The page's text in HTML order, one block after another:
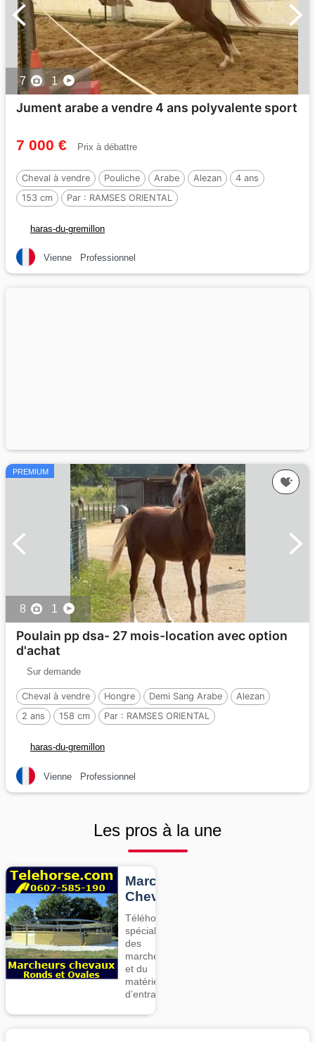
7 1
Jument arabe a vendre 4 ans polyvalente sport
7 000 € Prix à débattre
Cheval à vendre Pouliche Arabe Alezan
4 ans
153 cm
Par : RAMSES ORIENTAL
haras-du-gremillon
Vienne Professionnel
PREMIUM
8 1
Poulain pp dsa- 27 mois-location avec option
d'achat
Sur demande
Cheval à vendre Hongre Demi Sang Arabe
Alezan
2 ans
158 cm Par : RAMSES ORIENTAL
haras-du-gremillon
Vienne Professionnel
Les pros à la une
Marcheurs
Chevaux
Téléhorse,
spécialiste
des
marcheurs
et du
matériel
d’entrainement